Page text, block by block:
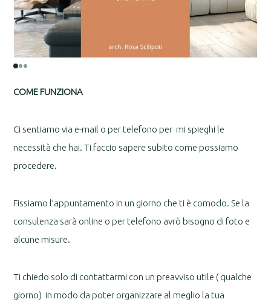
COME FUNZIONA
Ci sentiamo via e-mail o per telefono per mi spieghi le
necessità che hai. Ti faccio sapere subito come possiamo
procedere.
Fissiamo l’appuntamento in un giorno che ti è comodo. Se la
consulenza sarà online o per telefono avrò bisogno di foto e
alcune misure.
Ti chiedo solo di contattarmi con un preavviso utile ( qualche
giorno) in modo da poter organizzare al meglio la tua